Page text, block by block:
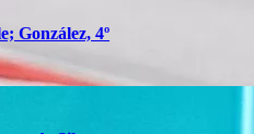
González, 4º